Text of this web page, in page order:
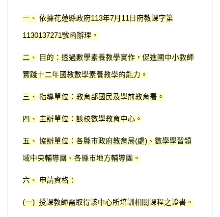
一、 依據花蓮縣政府113年7月11日府教課字第
1130137271號函辦理。
二、 目的：透過數學素養教學實作，促進國中小教師
實踐十二年國教數學素養教學的能力。
三、 指導單位：教育部國民及學前教育署。
四、 主辦單位：該校數學教育中心。
五、 協辦單位：各縣市政府教育局(處)、數學學習領
域中央輔導團、各縣市地方輔導團。
六、 申請資格：
(一) 授課教師需取得該中心所培訓相關課程之證書。